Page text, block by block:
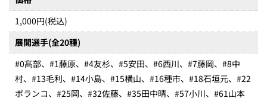
1,000円(税込)
展開選手(全20種)
#0髙部、#1藤原、#4友杉、#5安田、#6西川、#7藤岡、#8中
村、#13毛利、#14小島、#15横山、#16種市、#18石垣元、#22
ポランコ、#25岡、#32佐藤、#35田中晴、#57小川、#61山本